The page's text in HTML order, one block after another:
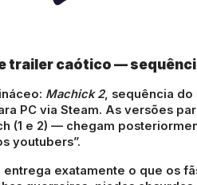
trailer caótico —
Machick 2, sequência do
PC via Steam. As versões
(1 e 2) — chegam
youtubers”.
exatamente o que os